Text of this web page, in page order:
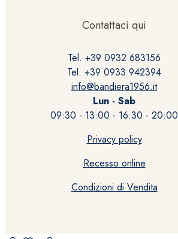
Contattaci qui
Tel. +39 0932 683156
Tel. +39 0933 942394
info@bandiera1956.it
Lun - Sab
09:30 - 13:00 - 16:30 - 20:00
Privacy policy
Recesso online
Condizioni di Vendita